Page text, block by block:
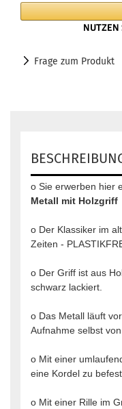
Frage zum Produkt
o Sie erwerben hier
Metall mit Holzgriff
o Der Klassiker im
Zeiten -
o Der Griff ist aus
schwarz lackiert.
o Das Metall läuft
Aufnahme selbst
o Mit einer
eine Kordel zu
o Mit einer Rille im